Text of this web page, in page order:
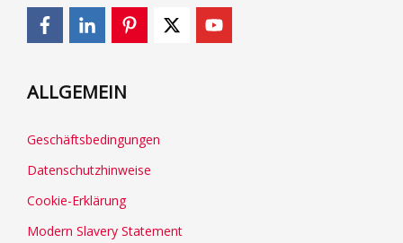
ALLGEMEIN
Geschäftsbedingungen
Datenschutzhinweise
Cookie-Erklärung
Modern Slavery Statement